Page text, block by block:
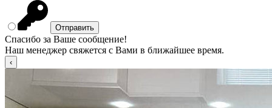
Спасибо за Ваше сообщение!
Наш менеджер свяжется с Вами в ближайшее время.